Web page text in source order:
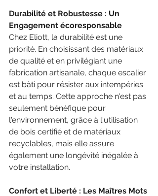
Durabilité et Robustesse : Un
Engagement écoresponsable
Chez Eliott, la durabilité est une
priorité. En choisissant des matériaux
de qualité et en privilégiant une
fabrication artisanale, chaque escalier
est bâti pour résister aux intempéries
et au temps. Cette approche n'est pas
seulement bénéfique pour
l'environnement, grâce à l'utilisation
de bois certifié et de matériaux
recyclables, mais elle assure
également une longévité inégalée à
votre installation.
Confort et Liberté : Les Maîtres Mots